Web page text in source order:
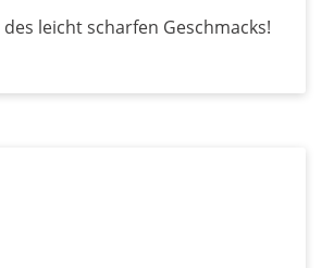
leicht scharfen Geschmacks!